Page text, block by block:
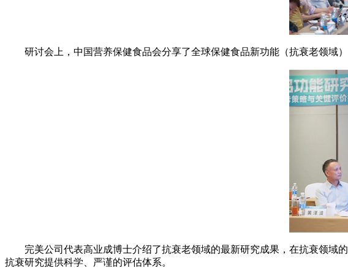
研讨会上，中国营养保健食品会分享了全球保健食品新功能（抗衰老领域）
完美公司代表高业成博士介绍了抗衰老领域的最新研究成果，在抗衰领域
抗衰研究提供科学、严谨的评估体系。